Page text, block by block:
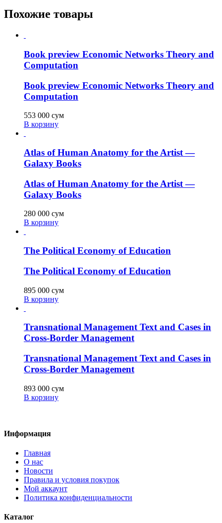
Похожие товары
Book preview Economic Networks Theory and
Computation
Book preview Economic Networks Theory and
Computation
553 000 сум
В корзину
Atlas of Human Anatomy for the Artist —
Galaxy Books
Atlas of Human Anatomy for the Artist —
Galaxy Books
280 000 сум
В корзину
The Political Economy of Education
The Political Economy of Education
895 000 сум
В корзину
Transnational Management Text and Cases in
Cross-Border Management
Transnational Management Text and Cases in
Cross-Border Management
893 000 сум
В корзину
Информация
Главная
О нас
Новости
Правила и условия покупок
Мой аккаунт
Политика конфиденциальности
Каталог